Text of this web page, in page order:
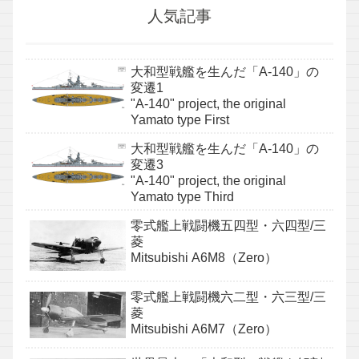
人気記事
大和型戦艦を生んだ「A-140」の
変遷1
"A-140" project, the original
Yamato type First
大和型戦艦を生んだ「A-140」の
変遷3
"A-140" project, the original
Yamato type Third
零式艦上戦闘機五四型・六四型/三
菱
Mitsubishi A6M8（Zero）
零式艦上戦闘機六二型・六三型/三
菱
Mitsubishi A6M7（Zero）